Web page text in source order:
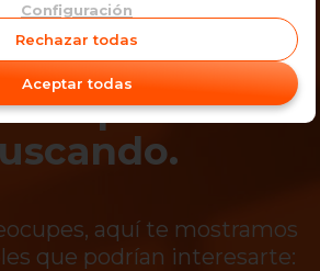
Ya no está
el
que estás
aquí te mostramos
que podrían interesarte:
Configuración
Rechazar todas
Aceptar todas